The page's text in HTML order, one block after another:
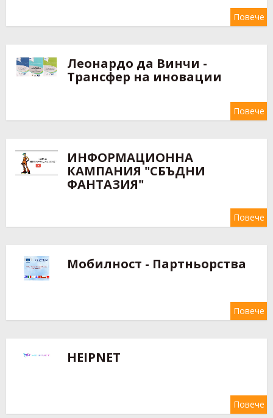
Повече
Леонардо да Винчи -
Трансфер на иновации
Повече
ИНФОРМАЦИОННА
КАМПАНИЯ "СБЪДНИ
ФАНТАЗИЯ"
Повече
Мобилност - Партньорства
Повече
HEIPNET
Повече